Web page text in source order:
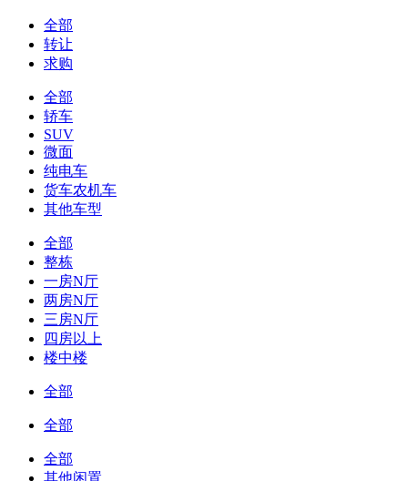
全部
转让
求购
全部
轿车
SUV
微面
纯电车
货车农机车
其他车型
全部
整栋
一房N厅
两房N厅
三房N厅
四房以上
楼中楼
全部
全部
全部
其他闲置